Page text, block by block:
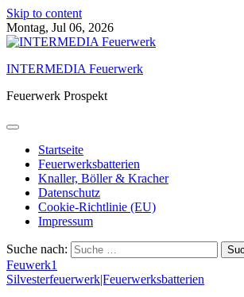
Skip to content
Montag, Jul 06, 2026
INTERMEDIA Feuerwerk
Feuerwerk Prospekt
Startseite
Feuerwerksbatterien
Knaller, Böller & Kracher
Datenschutz
Cookie-Richtlinie (EU)
Impressum
Suche nach:
Feuwerk1
Silvesterfeuerwerk|Feuerwerksbatterien